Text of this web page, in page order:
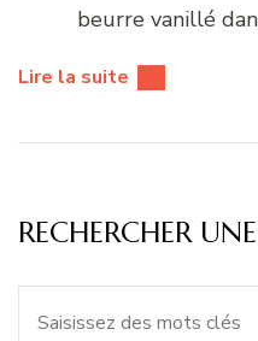
beurre vanillé
Lire la suite
RECHERCHER